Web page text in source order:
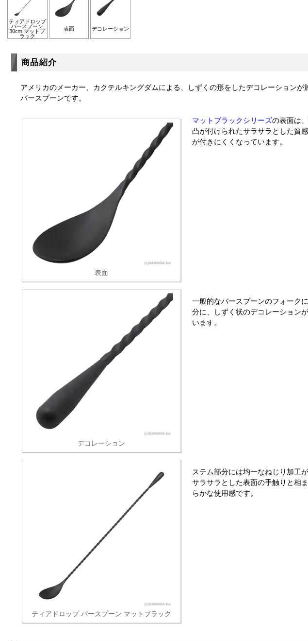
ティアドロップ
バースプーン
30cm マットブ
ラック
表面 デコレーション
商品紹介
アメリカのメーカー、カクテルキングダムによる、しずくの形をしたデコレーションが
バースプーンです。
表面
マットブラックシリーズの表面は
凸が付けられたサラサラとした質
が付きにくくなっています。
デコレーション
一般的なバースプーンのフォーク
分に、しずく状のデコレーション
います。
ティアドロップ バースプーン マットブラック
ステム部分には均一なねじり加工が
サラサラとした表面の手触りと相
らかな使用感です。